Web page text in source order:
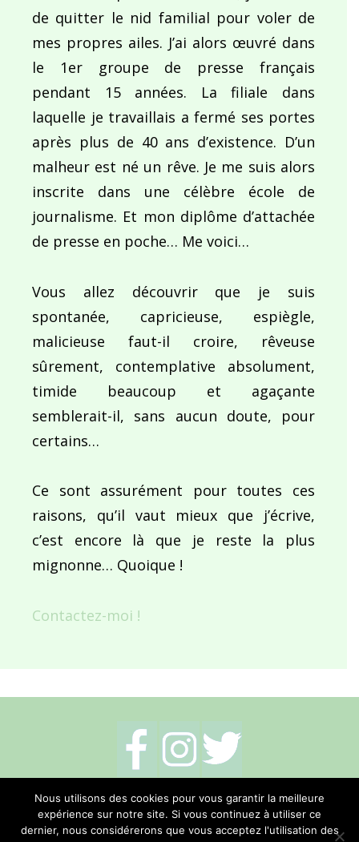
de quitter le nid familial pour voler de
mes propres ailes. J’ai alors œuvré dans
le 1er groupe de presse français
pendant 15 années. La filiale dans
laquelle je travaillais a fermé ses portes
après plus de 40 ans d’existence. D’un
malheur est né un rêve. Je me suis alors
inscrite dans une célèbre école de
journalisme. Et mon diplôme d’attachée
de presse en poche… Me voici…
Vous allez découvrir que je suis
spontanée, capricieuse, espiègle,
malicieuse faut-il croire, rêveuse
sûrement, contemplative absolument,
timide beaucoup et agaçante
semblerait-il, sans aucun doute, pour
certains…
Ce sont assurément pour toutes ces
raisons, qu’il vaut mieux que j’écrive,
c’est encore là que je reste la plus
mignonne… Quoique !
Contactez-moi !
Mentions légales- Politique de cookies-
Me contacter
Nous utilisons des cookies pour vous garantir la meilleure
expérience sur notre site. Si vous continuez à utiliser ce
dernier, nous considérerons que vous acceptez l'utilisation des